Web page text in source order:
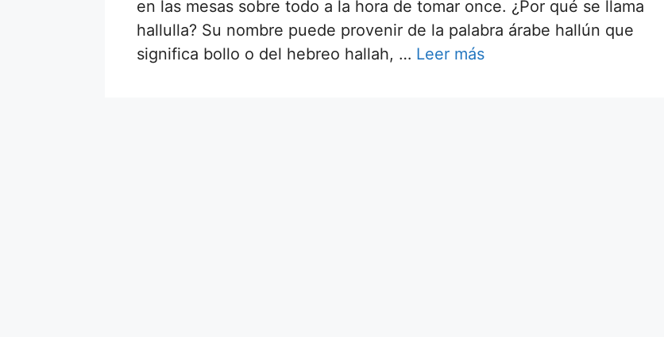
en las mesas sobre todo a la hora de tomar once. ¿Por qué se llama
hallulla? Su nombre puede provenir de la palabra árabe hallún que
significa bollo o del hebreo hallah, … Leer más